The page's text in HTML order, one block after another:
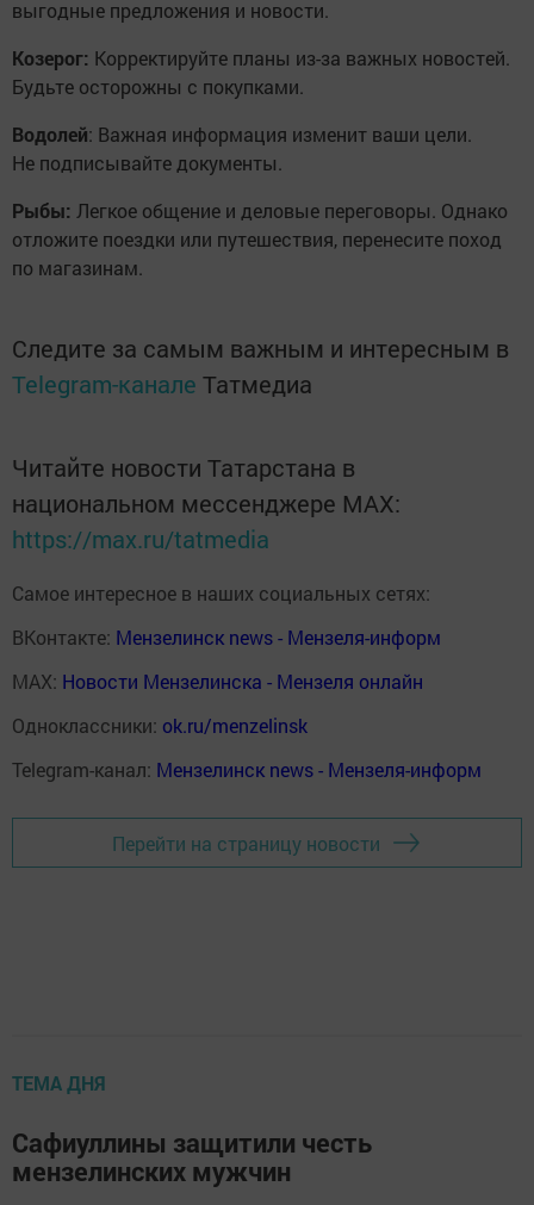
выгодные предложения и новости.
Козерог: Корректируйте планы из-за важных новостей.
Будьте осторожны с покупками.
Водолей: Важная информация изменит ваши цели.
Не подписывайте документы.
Рыбы: Легкое общение и деловые переговоры. Однако
отложите поездки или путешествия, перенесите поход
по магазинам.
Следите за самым важным и интересным в
Telegram-канале Татмедиа
Читайте новости Татарстана в
национальном мессенджере MАХ:
https://max.ru/tatmedia
Самое интересное в наших социальных сетях:
ВКонтакте: Мензелинск news - Мензеля-информ
MAX: Новости Мензелинска - Мензеля онлайн
Одноклассники: ok.ru/menzelinsk
Telegram-канал: Мензелинск news - Мензеля-информ
Перейти на страницу новости
ТЕМА ДНЯ
Сафиуллины защитили честь
мензелинских мужчин